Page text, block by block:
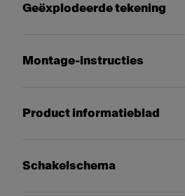
Geëxplodeerde tekening
Montage-instructies
Product informatieblad
Schakelschema